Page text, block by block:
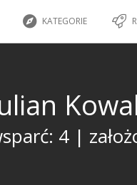
KATEGORIE
4 |